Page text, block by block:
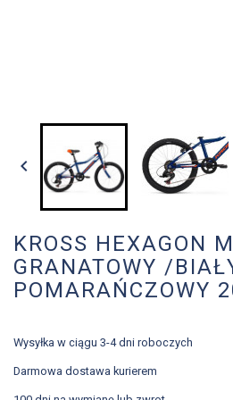

KROSS HEXAGON
GRANATOWY /
POMARAŃCZOWY
Wysyłka w ciągu 3-4 dni roboczych
Darmowa dostawa kurierem